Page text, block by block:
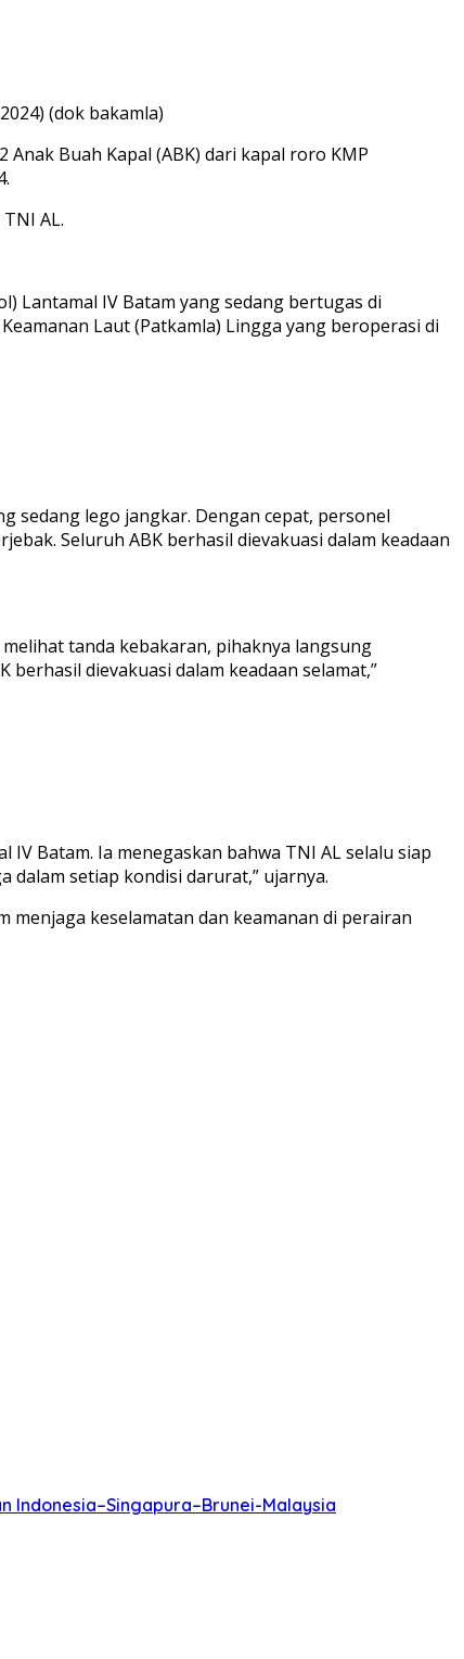
(dok bakamla)
Buah Kapal (ABK) dari kapal roro KMP
AL.
Lantamal IV Batam yang sedang bertugas di
Laut (Patkamla) Lingga yang beroperasi di
sedang lego jangkar. Dengan cepat, personel
Seluruh ABK berhasil dievakuasi dalam keadaan
tanda kebakaran, pihaknya langsung
dievakuasi dalam keadaan selamat,”
Batam. Ia menegaskan bahwa TNI AL selalu siap
dalam setiap kondisi darurat,” ujarnya.
menjaga keselamatan dan keamanan di perairan
Indonesia–Singapura–Brunei-Malaysia